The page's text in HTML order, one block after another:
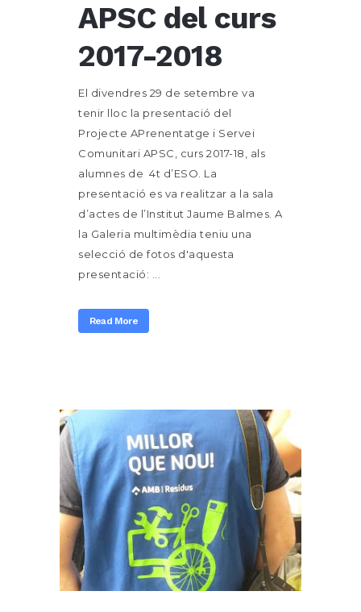
APSC del curs
2017-2018
El divendres 29 de setembre va
tenir lloc la presentació del
Projecte APrenentatge i Servei
Comunitari APSC, curs 2017-18, als
alumnes de 4t d’ESO. La
presentació es va realitzar a la sala
d’actes de l’Institut Jaume Balmes. A
la Galeria multimèdia teniu una
selecció de fotos d'aquesta
presentació: ...
Read More